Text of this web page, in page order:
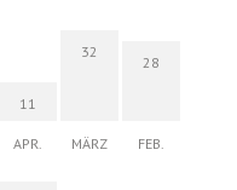
11
APR.
32
MÄRZ
28
FEB.